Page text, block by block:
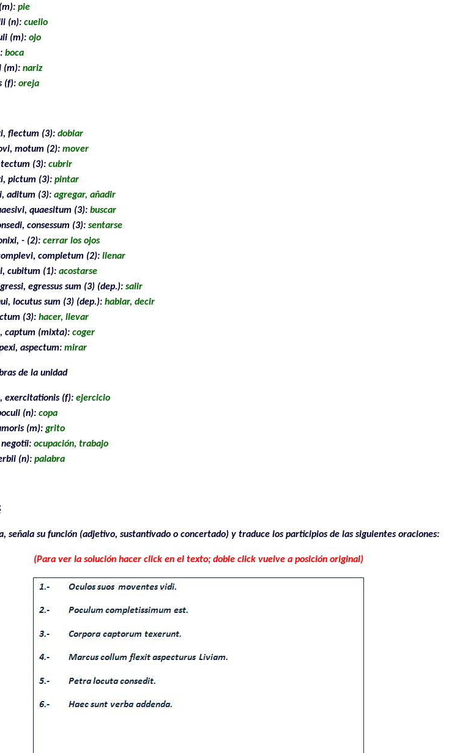
pie
(n): cuello
(m): ojo
boca
(m): nariz
(f): oreja
flectum (3): doblar
motum (2): mover
(3): cubrir
pictum (3): pintar
aditum (3): agregar, añadir
quaesitum (3): buscar
consessum (3): sentarse
- (2): cerrar los ojos
completum (2): llenar
cubitum (1): acostarse
egressus sum (3) (dep.): salir
locutus sum (3) (dep.): hablar, decir
(3): hacer, llevar
captum (mixta): coger
aspectum: mirar
de la unidad
exercitationis (f): ejercicio
(n): copa
(m): grito
ocupación, trabajo
(n): palabra
señala su función (adjetivo, sustantivado o concertado) y traduce los participios de las siguientes oraciones:
(Para ver la solución hacer click en el texto; doble click vuelve a posición original)